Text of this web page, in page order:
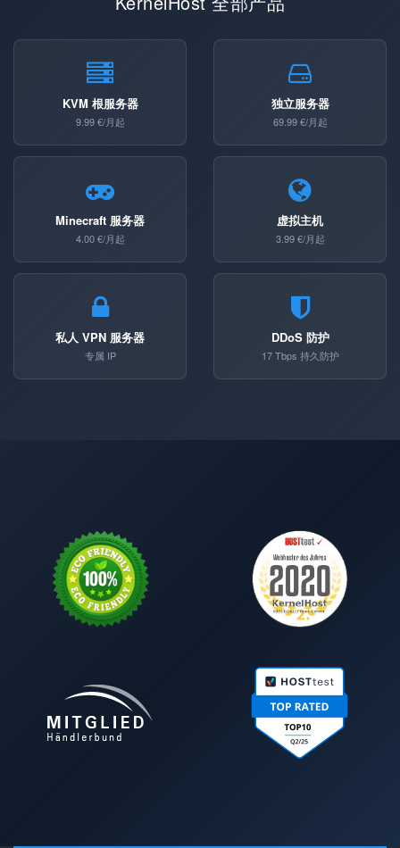
KVM 根服务器
9.99 €/月起
独立服务器
69.99 €/月起
Minecraft 服务器
4.00 €/月起
虚拟主机
3.99 €/月起
私人 VPN 服务器
专属 IP
DDoS 防护
17 Tbps 持久防护